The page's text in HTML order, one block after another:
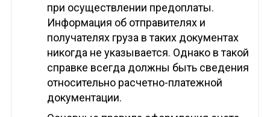
при осуществлении предоплаты.
Информация об отправителях и
получателях груза в таких документах
никогда не указывается. Однако в такой
справке всегда должны быть сведения
относительно расчетно-платежной
документации.